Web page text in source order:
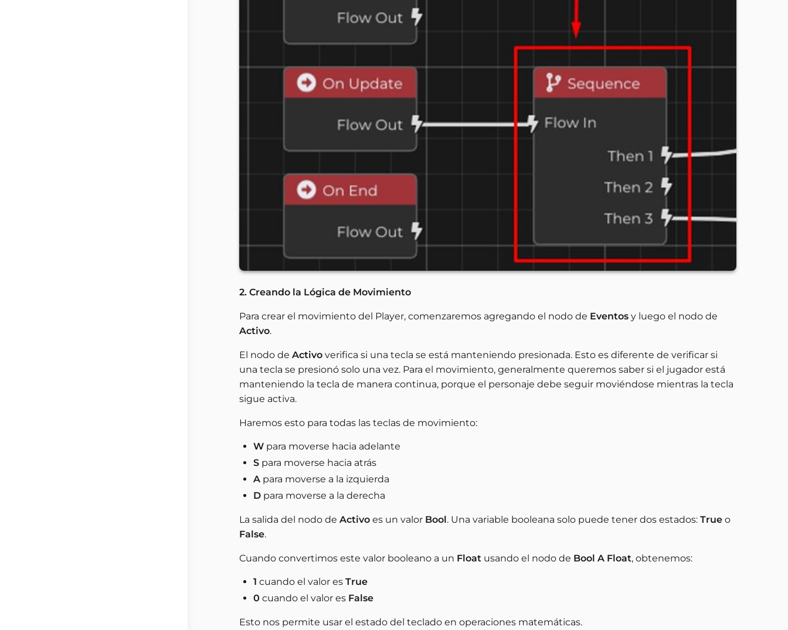
2. Creando la Lógica de Movimiento
Para crear el movimiento del Player, comenzaremos agregando el nodo de Eventos y luego el nodo de
Activo.
El nodo de Activo verifica si una tecla se está manteniendo presionada. Esto es diferente de verificar si
una tecla se presionó solo una vez. Para el movimiento, generalmente queremos saber si el jugador está
manteniendo la tecla de manera continua, porque el personaje debe seguir moviéndose mientras la tecla
sigue activa.
Haremos esto para todas las teclas de movimiento:
W para moverse hacia adelante
S para moverse hacia atrás
A para moverse a la izquierda
D para moverse a la derecha
La salida del nodo de Activo es un valor Bool. Una variable booleana solo puede tener dos estados: True o
False.
Cuando convertimos este valor booleano a un Float usando el nodo de Bool A Float, obtenemos:
1 cuando el valor es True
0 cuando el valor es False
Esto nos permite usar el estado del teclado en operaciones matemáticas.